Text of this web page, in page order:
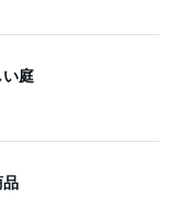
い庭
品